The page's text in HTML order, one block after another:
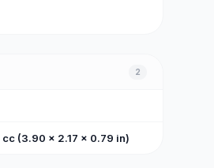
2
(3.90 x 2.17 x 0.79 in)